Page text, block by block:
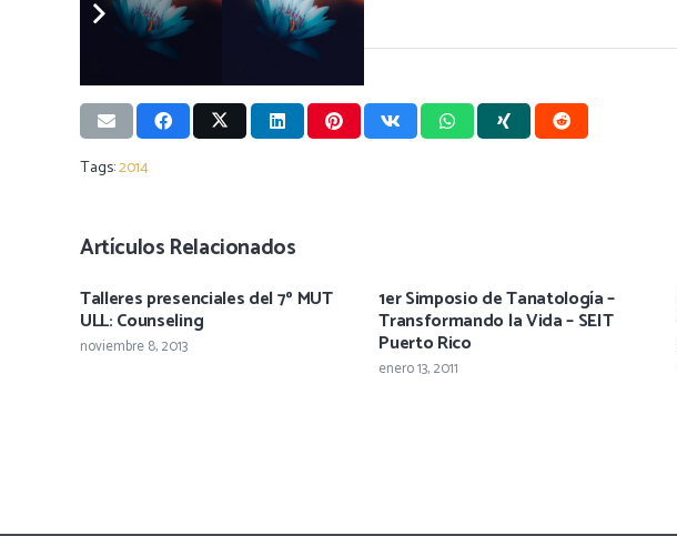
Tags:2014
Artículos Relacionados
Talleres presenciales del 7º MUT
ULL: Counseling
noviembre 8, 2013
1er Simposio de Tanatología –
Transformando la Vida – SEIT
Puerto Rico
enero 13, 2011